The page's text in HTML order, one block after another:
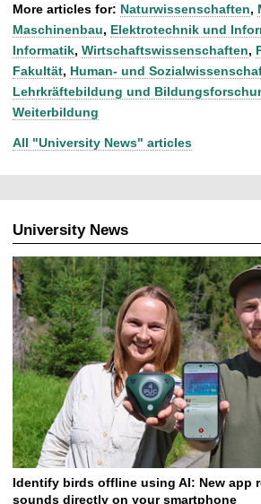
More articles for: Naturwissenschaften,
Maschinenbau, Elektrotechnik und
Informatik, Wirtschaftswissenschaften,
Fakultät, Human- und
Lehrkräftebildung und
Weiterbildung
All "University News" articles
University News
Identify birds offline using AI: New app
sounds directly on your smartphone